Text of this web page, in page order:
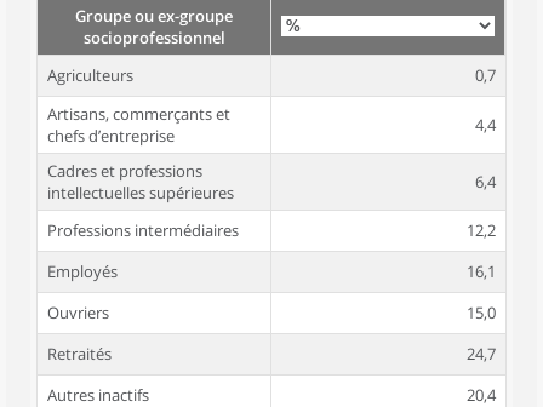
Groupe ou ex-groupe
socioprofessionnel
Agriculteurs
0,7
Artisans, commerçants et
chefs d’entreprise
4,4
Cadres et professions
intellectuelles supérieures
6,4
Professions intermédiaires
12,2
Employés
16,1
Ouvriers
15,0
Retraités
24,7
Autres inactifs
20,4